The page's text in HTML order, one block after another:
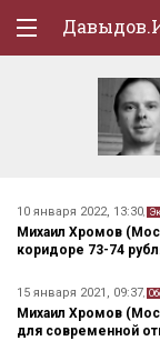
Экономика
Образование
Спорт
Культура
10 января 2022, 13:30,
Михаил Хромов
коридоре 73-74
15 января 2021, 09:37,
Михаил Хромов
для современной